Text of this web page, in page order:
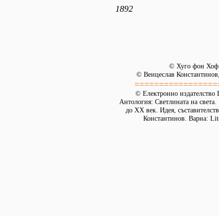
1892
© Хуго фон
© Венцеслав
© Електронно издателство
Антология: Светлината на
до XX век. Идея,
Константинов. Варна: